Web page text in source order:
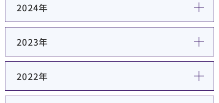
2024年
2023年
2022年
医療関係者の方
順天堂医院について
医院TIMES